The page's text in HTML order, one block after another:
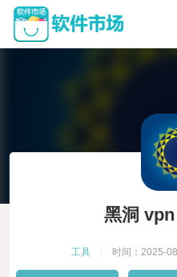
黑洞
工具 时间：2025-